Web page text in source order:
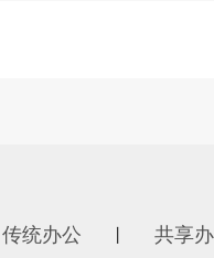
传统办公 共享